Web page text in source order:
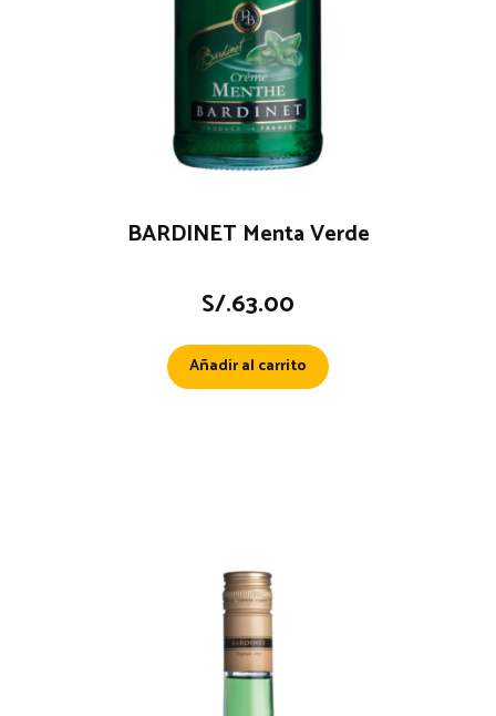
BARDINET Menta Verde
S/.63.00
Añadir al carrito